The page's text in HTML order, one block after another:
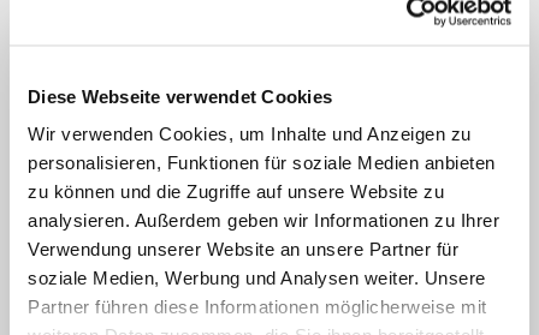
Diese Webseite verwendet Cookies
Wir verwenden Cookies, um Inhalte und Anzeigen zu
personalisieren, Funktionen für soziale Medien anbieten
zu können und die Zugriffe auf unsere Website zu
analysieren. Außerdem geben wir Informationen zu Ihrer
Verwendung unserer Website an unsere Partner für
soziale Medien, Werbung und Analysen weiter. Unsere
Partner führen diese Informationen möglicherweise mit
Ridsdale vor einem Gericht in Melbourne
Jungen. Der heute 84-Jährige war unter
anderem Schulseelsorger in Ballarat, als
Pell das Schulamt des Bistums leitete.
Pell, der zeitweise mit Ridsdale
zusammen in einer Priesterwohnung
lebte, hat wiederholt jedes Wissen um
Ridsdales Pädophilie dementiert. 1993